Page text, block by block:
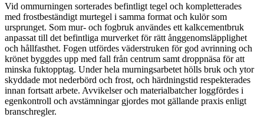
Vid ommurningen sorterades befintligt tegel och kompletterades
med frostbeständigt murtegel i samma format och kulör som
ursprunget. Som mur- och fogbruk användes ett kalkcementbruk
anpassat till det befintliga murverket för rätt ånggenomsläpplighet
och hållfasthet. Fogen utfördes väderstruken för god avrinning och
krönet byggdes upp med fall från centrum samt droppnäsa för att
minska fuktopptag. Under hela murningsarbetet hölls bruk och ytor
skyddade mot nederbörd och frost, och härdningstid respekterades
innan fortsatt arbete. Avvikelser och materialbatcher loggfördes i
egenkontroll och avstämningar gjordes mot gällande praxis enligt
branschregler.